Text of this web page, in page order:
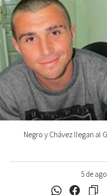
5 de
Negro y Chávez llegan al